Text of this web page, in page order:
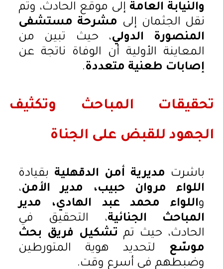
والنيابة العامة إلى موقع الحادث، وتم
نقل الجثمان إلى مشرحة مستشفى
المنصورة الدولي، حيث تبين من
المعاينة الأولية أن الوفاة ناتجة عن
إصابات طعنية متعددة.
تحقيقات المباحث وتكثيف
الجهود للقبض على الجناة
باشرت مديرية أمن الدقهلية بقيادة
اللواء مروان حبيب، مدير الأمن،
واللواء محمد عبد الهادي، مدير
المباحث الجنائية، التحقيق في
الحادث، حيث تم تشكيل فريق بحث
موسّع لتحديد هوية المتورطين
وضبطهم في أسرع وقت.